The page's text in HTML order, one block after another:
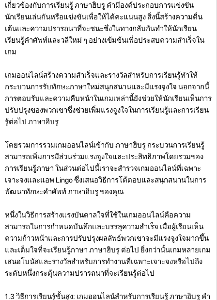
เกี่ยวข้องกับการเรียนรู้ ภาษาฮิบรู คำมีองค์ประกอบการแข่งขัน
นักเรียนเล่นกันหรือแข่งขันเพื่อให้ได้คะแนนสูง สิ่งนี้สร้างความตื่น
เต้นและความปรารถนาที่จะชนะซึ่งในทางกลับกันทำให้นักเรียน
เรียนรู้คำศัพท์และวลีใหม่ ๆ อย่างเข้มข้นเพื่อประสบความสำเร็จใน
เกม
เกมออนไลน์สร้างความสำเร็จและรางวัลสำหรับการเรียนรู้ทำให้
กระบวนการรับทักษะภาษาใหม่สนุกสนานและมีแรงจูงใจ นอกจากนี้
การตอบรับและความคืบหน้าในเกมเหล่านี้ยังช่วยให้นักเรียนเห็นการ
ปรับปรุงของพวกเขาซึ่งช่วยเพิ่มแรงจูงใจในการเรียนรู้และการเรียน
รู้ต่อไป ภาษาฮิบรู
โดยรวมการรวมเกมออนไลน์เข้ากับ ภาษาฮิบรู กระบวนการเรียนรู้
สามารถเพิ่มการมีส่วนร่วมแรงจูงใจและประสิทธิภาพโดยรวมของ
การเรียนรู้ภาษา ในส่วนต่อไปนี้เราจะสำรวจเกมออนไลน์ที่เฉพาะ
เจาะจงและแอพ Lingo ซึ่งเสนอวิธีการโต้ตอบและสนุกสนานในการ
พัฒนาทักษะคำศัพท์ ภาษาฮิบรู ของคุณ
หนึ่งในวิธีการสร้างแรงบันดาลใจที่ใช้ในเกมออนไลน์คือความ
สามารถในการกำหนดบันทึกและบรรลุความสำเร็จ เมื่อผู้เรียนเห็น
ความก้าวหน้าและการปรับปรุงผลลัพธ์พวกเขาจะมีแรงจูงใจมากขึ้น
และเต็มใจที่จะเรียนรู้ภาษา ภาษาฮิบรู ต่อไป ยิ่งกว่านั้นเกมหลายเกม
เสนอโบนัสและรางวัลสำหรับการทำงานที่เฉพาะเจาะจงหรือไปถึง
ระดับหนึ่งกระตุ้นความปรารถนาที่จะเรียนรู้ต่อไป
1.3 วิธีการเรียนรู้ขั้นสูง: เกมออนไลน์สำหรับการเรียนรู้ ภาษาฮิบรู คำ